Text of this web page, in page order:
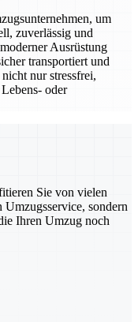
um
zuverlässig und
Ausrüstung
transportiert und
nur stressfrei,
oder
Sie von vielen
sondern
Ihren Umzug noch